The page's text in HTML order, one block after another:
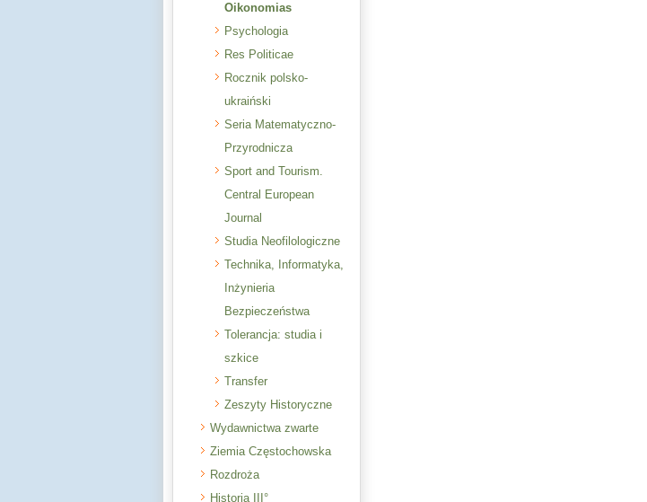
Oikonomias
Psychologia
Res Politicae
Rocznik polsko-
ukraiński
Seria Matematyczno-
Przyrodnicza
Sport and Tourism.
Central European
Journal
Studia Neofilologiczne
Technika, Informatyka,
Inżynieria
Bezpieczeństwa
Tolerancja: studia i
szkice
Transfer
Zeszyty Historyczne
Wydawnictwa zwarte
Ziemia Częstochowska
Rozdroża
Historia III°